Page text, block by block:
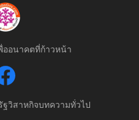
ออนาคตที่ก้าวหน้า
ฐวิสาหกิจบทความทั่วไป